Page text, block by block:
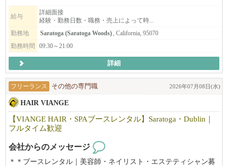
まずはお気軽にご連絡ください！
働き方に合わせてフレックスに対応できるのが弊社の特徴です。
まずはお気軽にご連絡下さい。ご応募お待ちしております。
給与
詳細面接
経験・勤務日数・職務・売上によって時...
勤務地
Saratoga (Saratoga Woods), California, 95070
勤務時間
09:30～21:00
詳細
フリーランス その他の専門職 2026年07月08日(水)
HAIR VIANGE
【VIANGE HAIR・SPAブースレンタル】Saratoga・Dublin｜
フルタイム歓迎
会社からのメッセージ
＊＊ブースレンタル｜美容師・ネイリスト・エステティシャン募